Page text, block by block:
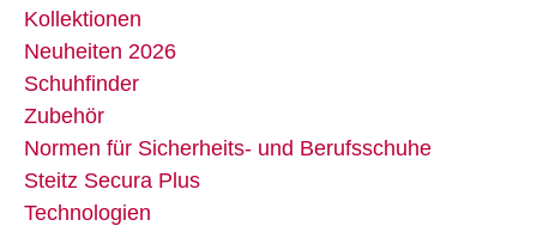
Kollektionen
Neuheiten 2026
Schuhfinder
Zubehör
Normen für Sicherheits- und Berufsschuhe
Steitz Secura Plus
Technologien